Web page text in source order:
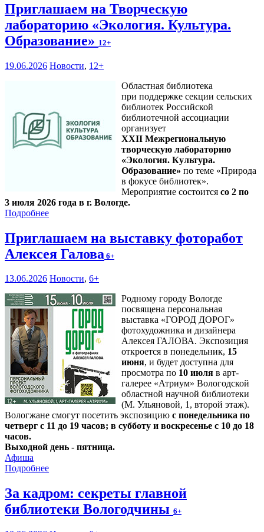
Приглашаем на Творческую
лабораторию «Экология. Культура.
Образование» 12+
19.06.2026 Новости, 12+
Областная библиотека
при поддержке секции сельских
библиотек Российской
библиотечной ассоциации
организует
XXII Межрегиональную
творческую лабораторию
«Экология. Культура.
Образование» по теме «Природа
в фокусе библиотек».
Мероприятие состоится со 2 по
3 июля 2026 года в г. Вологде.
Подробнее
Приглашаем на выставку фоторабот
Алексея Галова 6+
13.06.2026 Новости, 6+
Родному городу Вологде
посвящена персональная
выставка «ГОРОД ДОРОГ»
фотохудожника и дизайнера
Алексея ГАЛОВА. Экспозиция
откроется в понедельник, 15
июня, и будет доступна для
просмотра по 10 июля в арт-
галерее «Атриум» Вологодской
областной научной библиотеки
(М. Ульяновой, 1, второй этаж).
Вологжане смогут посетить экспозицию с понедельника по
четверг с 11 до 19 часов; в субботу и воскресенье с 10 до 18
часов.
Выходной день - пятница.
Афиша
Подробнее
За кадром: секреты главной
библиотеки Вологодчины 6+